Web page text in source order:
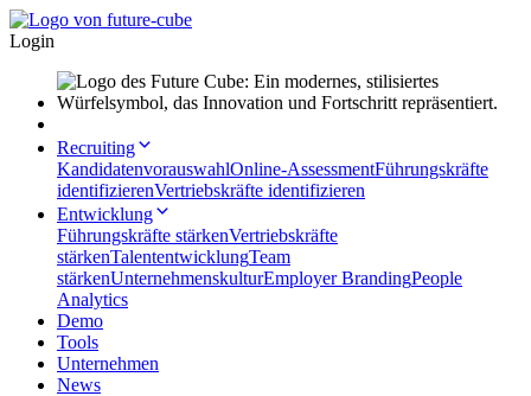
Login
Recruiting
KandidatenvorauswahlOnline-AssessmentFührungskräfte
identifizierenVertriebskräfte identifizieren
Entwicklung
Führungskräfte stärkenVertriebskräfte
stärkenTalententwicklungTeam
stärkenUnternehmenskulturEmployer BrandingPeople
Analytics
Demo
Tools
Unternehmen
News